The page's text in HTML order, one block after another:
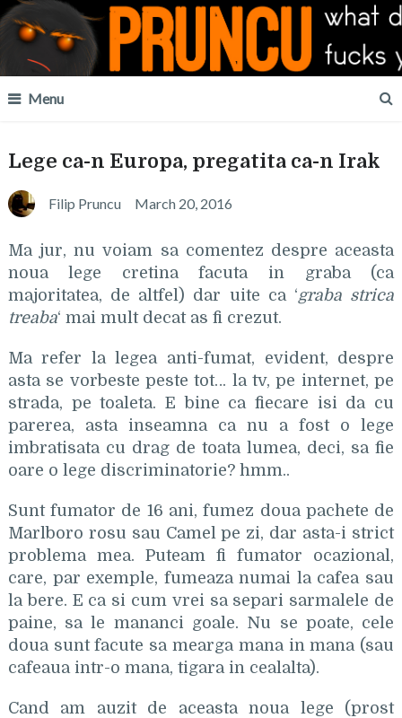
Menu
Lege ca-n Europa, pregatita ca-n Irak
Filip Pruncu March 20, 2016
Ma jur, nu voiam sa comentez despre aceasta
noua lege cretina facuta in graba (ca
majoritatea, de altfel) dar uite ca ‘graba strica
treaba‘ mai mult decat as fi crezut.
Ma refer la legea anti-fumat, evident, despre
asta se vorbeste peste tot… la tv, pe internet, pe
strada, pe toaleta. E bine ca fiecare isi da cu
parerea, asta inseamna ca nu a fost o lege
imbratisata cu drag de toata lumea, deci, sa fie
oare o lege discriminatorie? hmm..
Sunt fumator de 16 ani, fumez doua pachete de
Marlboro rosu sau Camel pe zi, dar asta-i strict
problema mea. Puteam fi fumator ocazional,
care, par exemple, fumeaza numai la cafea sau
la bere. E ca si cum vrei sa separi sarmalele de
paine, sa le mananci goale. Nu se poate, cele
doua sunt facute sa mearga mana in mana (sau
cafeaua intr-o mana, tigara in cealalta).
Cand am auzit de aceasta noua lege (prost